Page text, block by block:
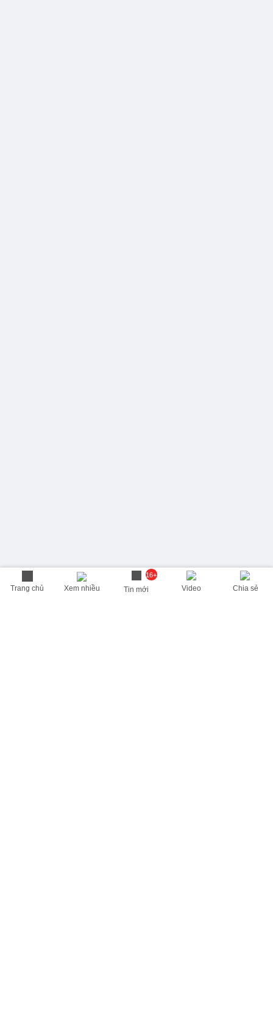
Trang chủ Xem nhiều
16+
Tin mới Video Chia sẻ